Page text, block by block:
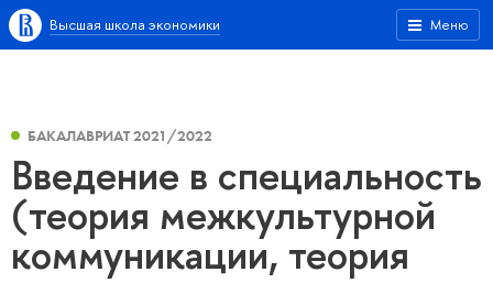
Меню
Высшая школа экономики
БАКАЛАВРИАТ 2021/2022
Введение в специальность
(теория межкультурной
коммуникации, теория